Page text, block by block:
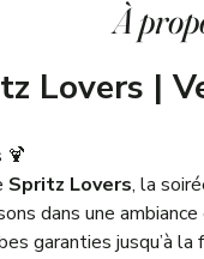
À
Lovers |
🍹
Spritz Lovers, la
dans une
garanties jusqu’à la